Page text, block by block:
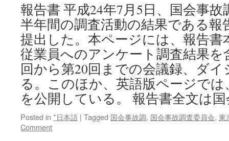
報告書 平成24年7月5日、国会事
半年間の調査活動の結果である報
提出した。本ページには、報告書
従業員へのアンケート調査結果を
回から第20回までの会議録、ダ
る。このほか、英語版ページでは
を公開している。 報告書全文は
Posted in *日本語 | Tagged 国会事故調, 国会事故調査委員会, 東
Comment